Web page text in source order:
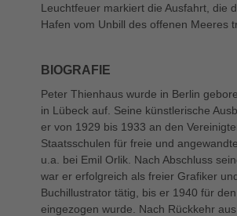
Leuchtfeuer markiert die Ausfahrt, die
Hafen vom Unbill des offenen Meeres
BIOGRAFIE
Peter Thienhaus wurde in Berlin
in Lübeck auf. Seine künstlerische
er von 1929 bis 1933 an den
Staatsschulen für freie und
u.a. bei Emil Orlik. Nach Abschluss
war er erfolgreich als freier Grafiker
Buchillustrator tätig, bis er 1940 für
eingezogen wurde. Nach Rückkehr